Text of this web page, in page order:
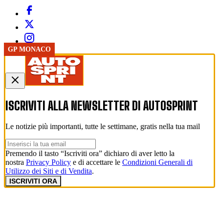
GP IMOLA
GP IMOLA
GP IMOLA
GP IMOLA
GP IMOLA
GP IMOLA
GP IMOLA
GP IMOLA
GP IMOLA
GP IMOLA
GP MONACO
ISCRIVITI ALLA NEWSLETTER DI AUTOSPRINT
Le notizie più importanti, tutte le settimane, gratis nella tua mail
Premendo il tasto “Iscriviti ora” dichiaro di aver letto la
nostra Privacy Policy e di accettare le Condizioni Generali di
Utilizzo dei Siti e di Vendita.
ISCRIVITI ORA